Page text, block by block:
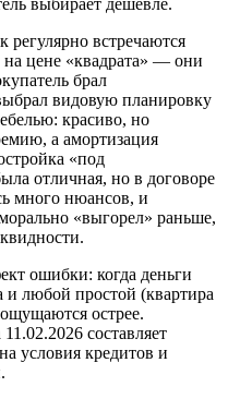
выбирает дешевле.
регулярно встречаются
цене «квадрата» — они
брал
видовую планировку
красиво, но
а амортизация
«под
отличная, но в договоре
много нюансов, и
«выгорел» раньше,
ошибки: когда деньги
и любой простой (квартира
острее.
составляет
условия кредитов и